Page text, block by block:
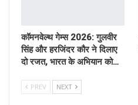
कॉमनवेल्थ गेम्स 2026: गुलवीर
सिंह और हरजिंदर कौर ने दिलाए
दो रजत, भारत के अभियान को…
PREV NEXT